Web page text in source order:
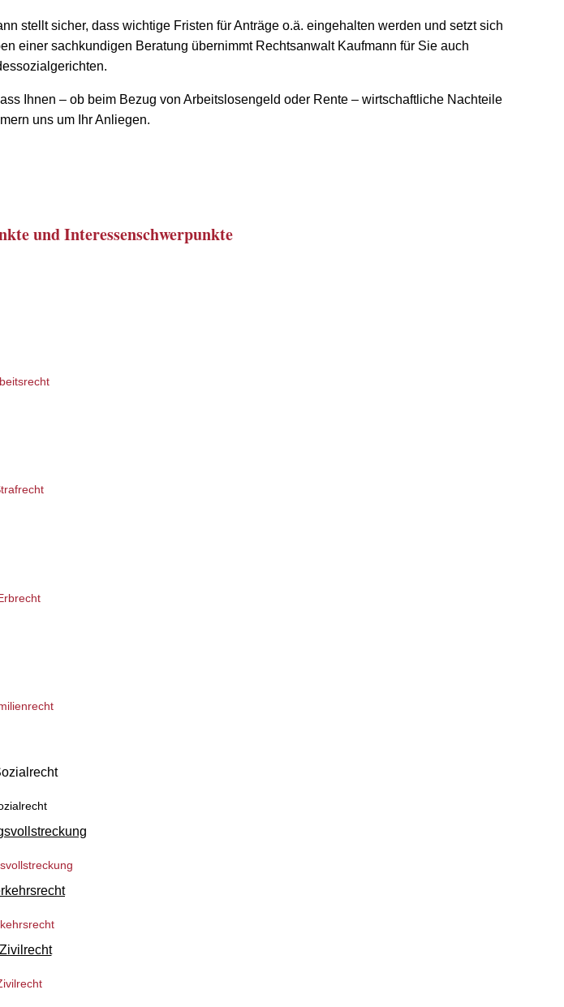
stellt sicher, dass wichtige Fristen für Anträge o.ä. eingehalten werden und setzt sich
einer sachkundigen Beratung übernimmt Rechtsanwalt Kaufmann für Sie auch
Ihnen – ob beim Bezug von Arbeitslosengeld oder Rente – wirtschaftliche Nachteile
uns um Ihr Anliegen.
und Interessenschwerpunkte